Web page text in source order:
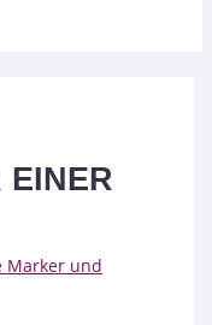
EINER
Marker und